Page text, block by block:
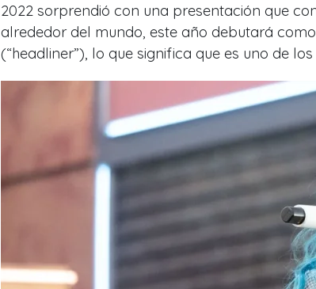
2022 sorprendió con una presentación que
alrededor del mundo, este año debutará
(“headliner”), lo que significa que es uno de